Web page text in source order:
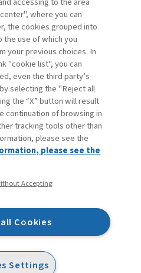
Per abbonati
where you can
the cookies grouped into
use of which you
your previous choices. In
"cookie list", you can
even the third party’s
selecting the "Reject all
the “X” button will result
continuation of browsing in
tracking tools other than
please see the
please see the
Accepting
Cookies
Settings